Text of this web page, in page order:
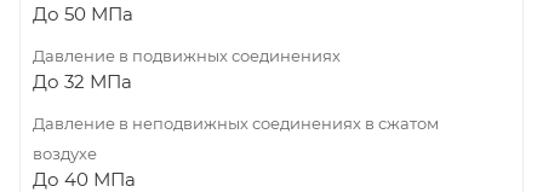
До 50 МПа
Давление в подвижных соединениях
До 32 МПа
Давление в неподвижных соединениях в сжатом
воздухе
До 40 МПа